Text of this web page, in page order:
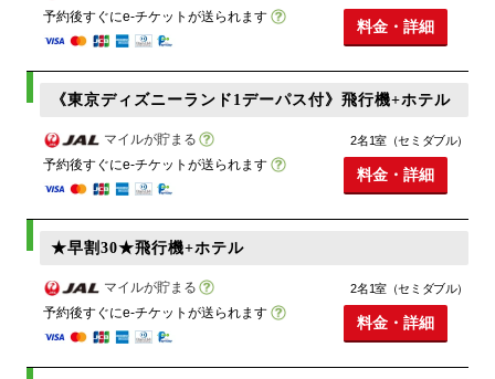
予約後すぐにe-チケットが送られます
料金・詳細
《東京ディズニーランド1デーパス付》飛行機+ホテル
マイルが貯まる
予約後すぐにe-チケットが送られます
2名1室（セミダブル）
料金・詳細
★早割30★飛行機+ホテル
マイルが貯まる
予約後すぐにe-チケットが送られます
2名1室（セミダブル）
料金・詳細